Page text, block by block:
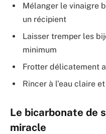
Mélanger le vinaigre
un récipient
Laisser tremper les
minimum
Frotter délicatement
Rincer à l’eau claire
Le bicarbonate de
miracle